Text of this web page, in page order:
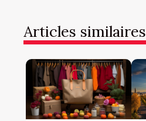
Articles similaires